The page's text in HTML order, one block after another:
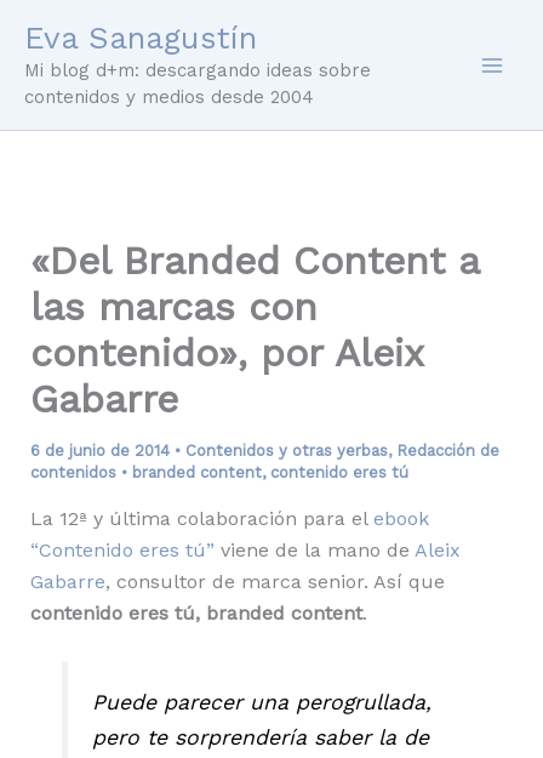
contenido
Eva Sanagustín
Mi blog d+m: descargando ideas sobre
contenidos y medios desde 2004
«Del Branded Content a
las marcas con
contenido», por Aleix
Gabarre
6 de junio de 2014 • Contenidos y otras yerbas, Redacción de
contenidos• branded content, contenido eres tú
La 12ª y última colaboración para el ebook
“Contenido eres tú” viene de la mano de Aleix
Gabarre, consultor de marca senior. Así que
contenido eres tú, branded content.
Puede parecer una perogrullada,
pero te sorprendería saber la de